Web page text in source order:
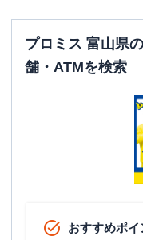
プロミス 富山県
舗・ATMを検索
おすすめポイ